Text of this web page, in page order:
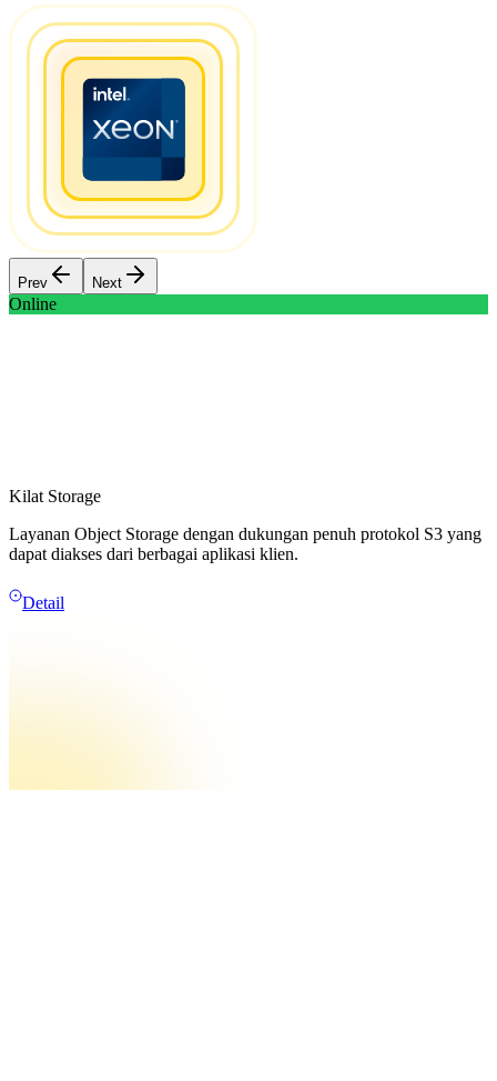
Prev Next
Online
Kilat Storage
Layanan Object Storage dengan dukungan penuh protokol S3 yang
dapat diakses dari berbagai aplikasi klien.
Detail